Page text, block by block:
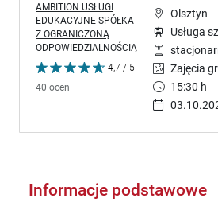
AMBITION USŁUGI
EDUKACYJNE SPÓŁKA
Z OGRANICZONĄ
ODPOWIEDZIALNOŚCIĄ
4,7 / 5
40 ocen
Olsztyn
Usługa
Zajęcia
15:30 h
Informacje podstawowe